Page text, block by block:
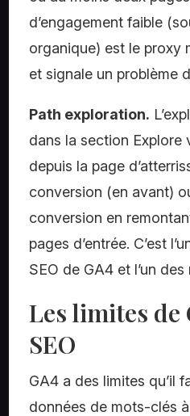
d’engagement faible
organique) est le proxy
et signale un problème
Path exploration.
dans la section Explore
depuis la page
conversion (en avant)
conversion en
pages d’entrée. C’est
SEO de GA4 et l’un
Les limites de
SEO
GA4 a des limites qu’il
données de mots-clés